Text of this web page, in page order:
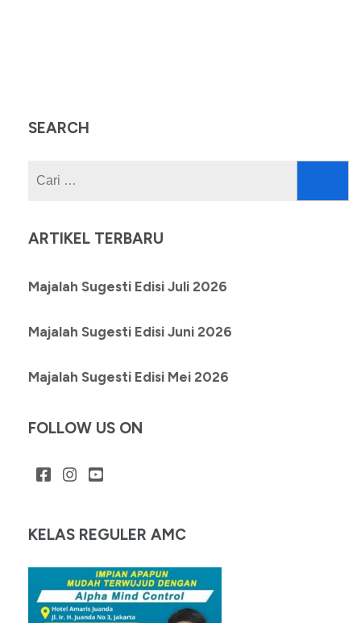
SEARCH
ARTIKEL TERBARU
Majalah Sugesti Edisi Juli 2026
Majalah Sugesti Edisi Juni 2026
Majalah Sugesti Edisi Mei 2026
FOLLOW US ON
KELAS REGULER AMC